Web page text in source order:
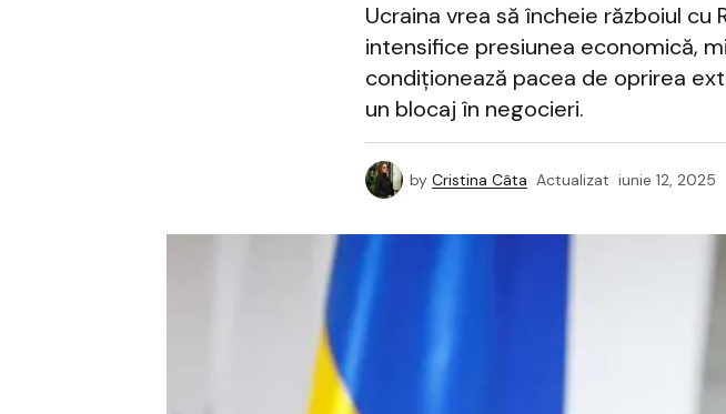
Ucraina vrea să încheie războiul
intensifice presiunea economică,
condiționează pacea de oprirea
un blocaj în negocieri.
by Cristina Câta Actualizat iunie 12, 2025